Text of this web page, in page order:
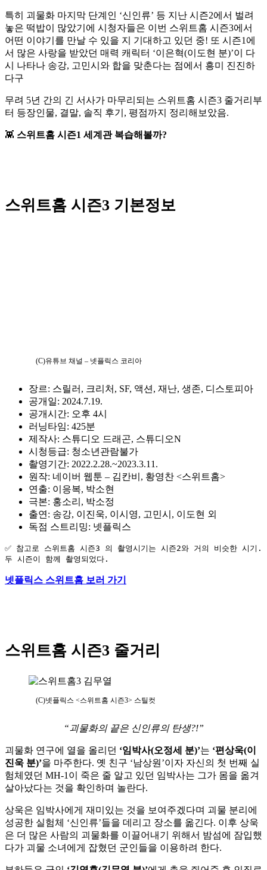
특히 괴물화 마지막 단계인 ‘신인류’ 등 지난 시즌2에서 벌려
놓은 떡밥이 많았기에 시청자들은 이번 스위트홈 시즌3에서
어떤 이야기를 만날 수 있을 지 기대하고 있던 중! 또 시즌1에
서 많은 사랑을 받았던 매력 캐릭터 ‘이은혁(이도현 분)’이 다
시 나타나 송강, 고민시와 합을 맞춘다는 점에서 흥미 진진하
다구
무려 5년 간의 긴 서사가 마무리되는 스위트홈 시즌3 줄거리부
터 등장인물, 결말, 솔직 후기, 평점까지 정리해보았음.
👾 스위트홈 시즌1 세계관 복습해볼까?
스위트홈 시즌3 기본정보
(C)유튜브 채널 – 넷플릭스 코리아
장르: 스릴러, 크리처, SF, 액션, 재난, 생존, 디스토피아
공개일: 2024.7.19.
공개시간: 오후 4시
러닝타임: 425분
제작사: 스튜디오 드래곤, 스튜디오N
시청등급: 청소년관람불가
촬영기간: 2022.2.28.~2023.3.11.
원작: 네이버 웹툰 – 김칸비, 황영찬 <스위트홈>
연출: 이응복, 박소현
극본: 홍소리, 박소정
출연: 송강, 이진욱, 이시영, 고민시, 이도현 외
독점 스트리밍: 넷플릭스
✅ 참고로 스위트홈 시즌3 의 촬영시기는 시즌2와 거의 비슷한 시기.
두 시즌이 함께 촬영되었다.
넷플릭스 스위트홈 보러 가기
스위트홈 시즌3 줄거리
(C)넷플릭스 <스위트홈 시즌3> 스틸컷
“괴물화의 끝은 신인류의 탄생?!”
괴물화 연구에 열을 올리던 ‘임박사(오정세 분)’는 ‘편상욱(이
진욱 분)’을 마주한다. 옛 친구 ‘남상원’이자 자신의 첫 번째 실
험체였던 MH-1이 죽은 줄 알고 있던 임박사는 그가 몸을 옮겨
살아났다는 것을 확인하며 놀란다.
상욱은 임박사에게 재미있는 것을 보여주겠다며 괴물 분리에
성공한 실험체 ‘신인류’들을 데리고 장소를 옮긴다. 이후 상욱
은 더 많은 사람의 괴물화를 이끌어내기 위해서 밤섬에 잠입했
다가 괴물 소녀에게 잡혔던 군인들을 이용하려 한다.